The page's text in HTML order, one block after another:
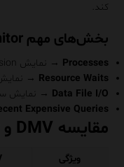
کند.
بخش‌های مهم Activity Monitor
Processes → نمایش Sessionها و کوئری‌های فعال
Resource Waits
→
Data File I/O → نمایش
Expensive Queries
مقایسه DMV و Activity Monitor
ویژگی